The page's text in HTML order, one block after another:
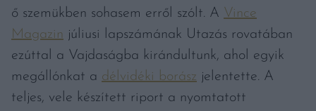
ő szemükben sohasem erről szólt. A Vince
Magazin júliusi lapszámának Utazás rovatában
ezúttal a Vajdaságba kirándultunk, ahol egyik
megállónkat a délvidéki borász jelentette. A
teljes, vele készített riport a nyomtatott